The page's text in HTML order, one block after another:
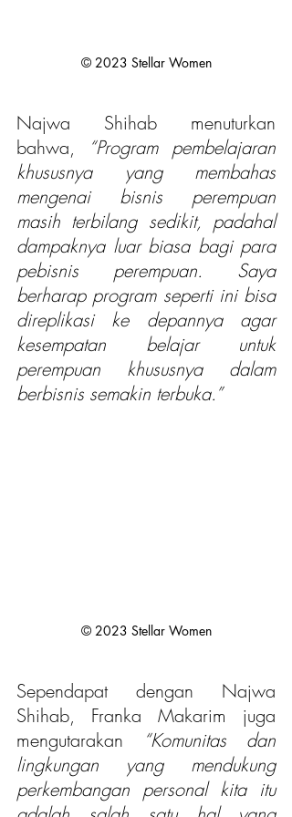
© 2023 Stellar Women
Najwa Shihab menuturkan
bahwa,
“Program pembelajaran
khususnya yang membahas
mengenai bisnis perempuan
masih terbilang sedikit, padahal
dampaknya luar biasa bagi para
pebisnis perempuan. Saya
berharap program seperti ini bisa
direplikasi ke depannya agar
kesempatan belajar untuk
perempuan khususnya dalam
berbisnis semakin terbuka.”
© 2023 Stellar Women
Sependapat dengan Najwa
Shihab, Franka Makarim juga
mengutarakan
“Komunitas dan
lingkungan yang mendukung
perkembangan personal kita itu